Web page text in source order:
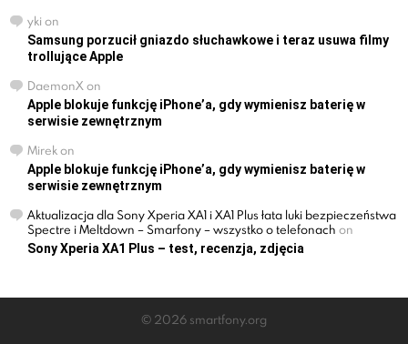
yki on
Samsung porzucił gniazdo słuchawkowe i teraz usuwa filmy
trollujące Apple
DaemonXon
Apple blokuje funkcję iPhone’a, gdy wymienisz baterię w
serwisie zewnętrznym
Mirekon
Apple blokuje funkcję iPhone’a, gdy wymienisz baterię w
serwisie zewnętrznym
Aktualizacja dla Sony Xperia XA1 i XA1 Plus łata luki bezpieczeństwa
Spectre i Meltdown – Smarfony – wszystko o telefonach on
Sony Xperia XA1 Plus – test, recenzja, zdjęcia
© 2026 smartfony.org